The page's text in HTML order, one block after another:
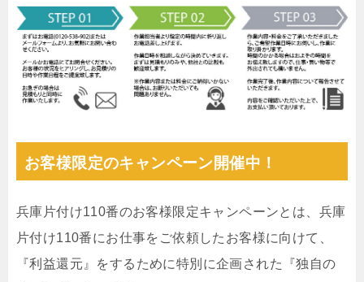
お客様限定のキャンペーン開催中！
兵庫片付け110番のお客様限定キャンペーンとは、兵庫
片付け110番にお仕事をご依頼したお客様に向けて、
『利益還元』をするために特別に企画された『独自の